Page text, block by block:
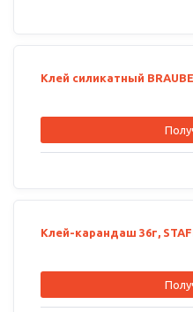
Клей силикатный
Клей-карандаш 36г,